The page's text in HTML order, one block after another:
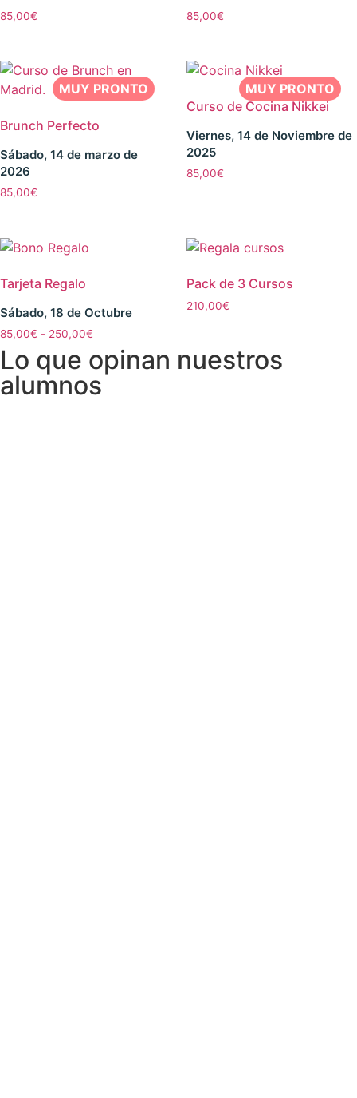
85,00€ 85,00€
Brunch Perfecto
Sábado, 14 de marzo de
2026
85,00€
Curso de Cocina Nikkei
Viernes, 14 de Noviembre de
2025
85,00€
Tarjeta Regalo
Sábado, 18 de Octubre
85,00€ - 250,00€
Pack de 3 Cursos
210,00€
Lo que opinan nuestros
alumnos